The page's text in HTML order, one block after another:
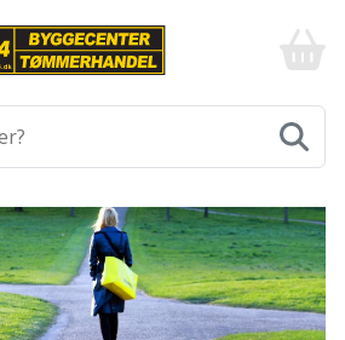
-
billigt
og
-
Klik
og
byg